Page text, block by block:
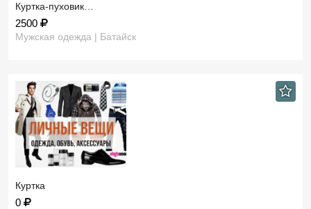
Куртка-пуховик…
2500
Мужская одежда | Батайск
Куртка
0